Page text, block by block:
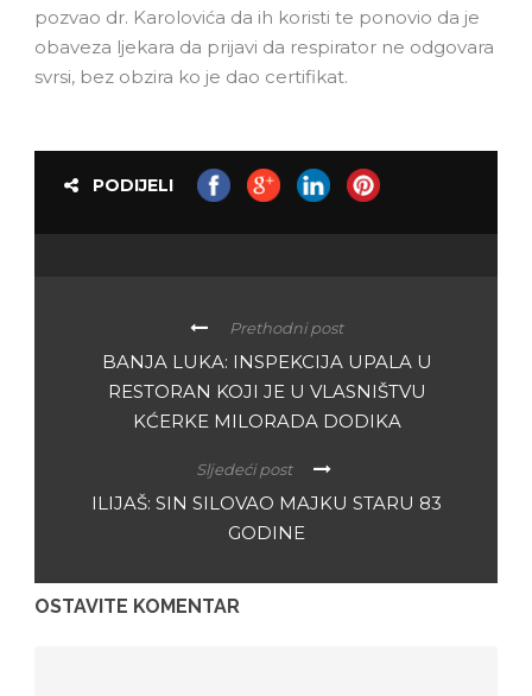
pozvao dr. Karolovića da ih koristi te ponovio da je
obaveza ljekara da prijavi da respirator ne odgovara
svrsi, bez obzira ko je dao certifikat.
PODIJELI
Prethodni post
BANJA LUKA: INSPEKCIJA UPALA U
RESTORAN KOJI JE U VLASNIŠTVU
KĆERKE MILORADA DODIKA
Sljedeći post
ILIJAŠ: SIN SILOVAO MAJKU STARU 83
GODINE
OSTAVITE KOMENTAR